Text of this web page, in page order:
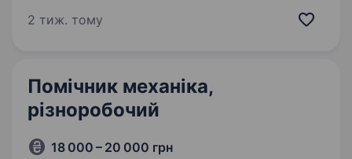
системи. Виконання слюсарних робіт різної
2 тиж. тому
Помічник механіка,
різноробочий
18 000 – 20 000 грн